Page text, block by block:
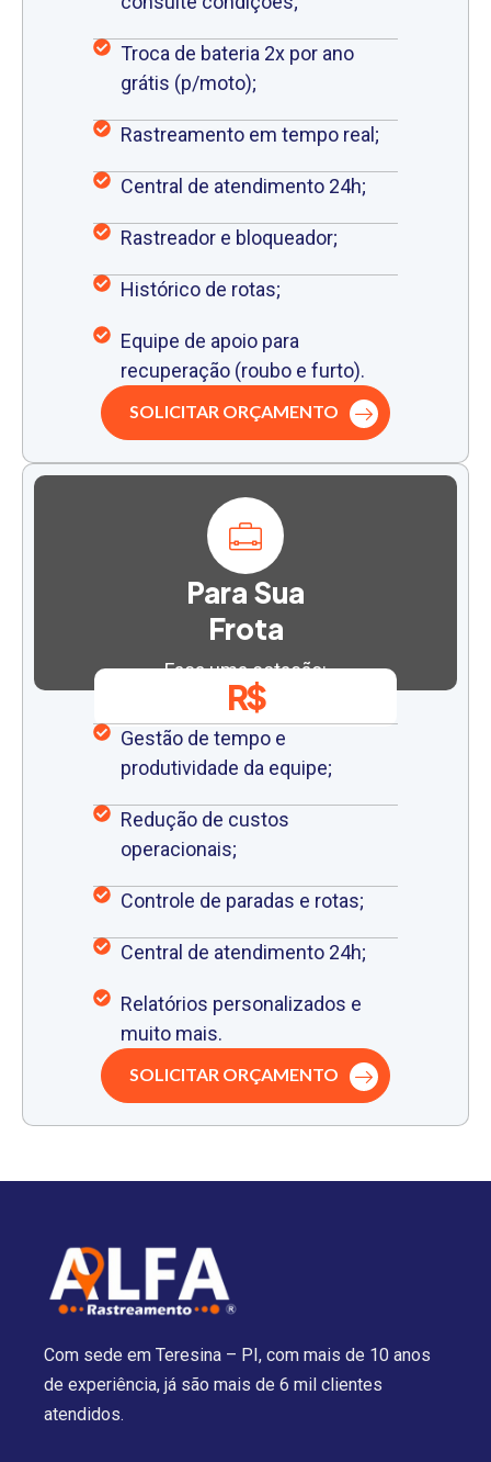
Troca de bateria 2x por ano
grátis (p/moto);
Rastreamento em tempo real;
Central de atendimento 24h;
Rastreador e bloqueador;
Histórico de rotas;
Equipe de apoio para
recuperação (roubo e furto).
SOLICITAR ORÇAMENTO
Para Sua
Frota
Faça uma cotação:
R$
Gestão de tempo e
produtividade da equipe;
Redução de custos
operacionais;
Controle de paradas e rotas;
Central de atendimento 24h;
Relatórios personalizados e
muito mais.
SOLICITAR ORÇAMENTO
Com sede em Teresina – PI, com mais de 10 anos
de experiência, já são mais de 6 mil clientes
atendidos.